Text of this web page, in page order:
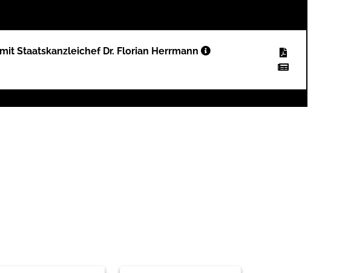
Staatskanzleichef Dr. Florian Herrmann
– Virtueller Zahnärztinnen-
zum Thema Analgesie